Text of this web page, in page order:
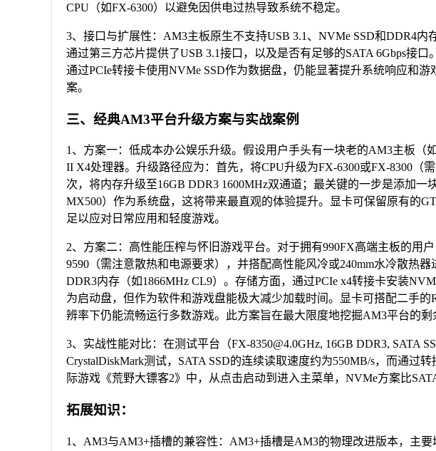
CPU（如FX-6300）以避免因供电过热导致系统不稳定。
3、接口与扩展性：AM3主板原生不支持USB 3.1、NVMe SSD和DDR4
通过第三方芯片提供了USB 3.1接口，以及是否有足够的SATA 6Gbps接
通过PCIe转接卡使用NVMe SSD作为数据盘，仍能显著提升系统响应和
案。
三、经典AM3平台升级方案与实战案例
1、方案一：低成本办公娱乐升级。假设用户手头有一块老的AM3主板（
II X4处理器。升级路径应为：首先，将CPU升级为FX-6300或FX-8300（
次，将内存升级至16GB DDR3 1600MHz双通道；最关键的一步是添加一
MX500）作为系统盘，这将带来最直观的体验提升。显卡可保留原有的
足以应对日常应用和轻度游戏。
2、方案二：高性能压榨与怀旧游戏平台。对于拥有990FX高端主板的用
9590（需注意散热和电源要求），并搭配高性能风冷或240mm水冷散热
DDR3内存（如1866MHz CL9）。存储方面，通过PCIe x4转接卡安装
为启动盘，但作为软件和游戏盘能极大减少加载时间。显卡可搭配二手的
辨率下仍能流畅运行多数游戏。此方案旨在最大限度地挖掘AM3平台的剩
3、实战性能对比：在测试平台（FX-8350@4.0GHz, 16GB DDR3, SATA
CrystalDiskMark测试，SATA SSD的连续读取速度约为550MB/s，而通过
际游戏《荒野大镖客2》中，从点击启动到进入主菜单，NVMe方案比
拓展知识：
1、AM3与AM3+插槽的兼容性：AM3+插槽是AM3的物理改进版本，主